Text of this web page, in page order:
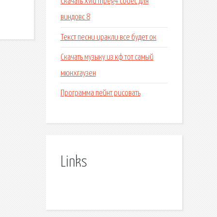
виндовс 8
Текст песни иракли все будет ок
Скачать музыку из кф тот самый
мюнхгаузен
Программа пейнт рисовать
Links